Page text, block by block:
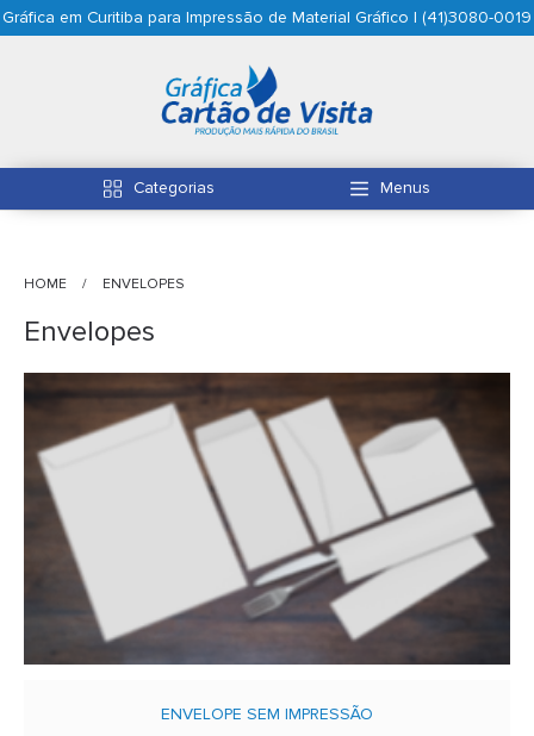
Gráfica em Curitiba para Impressão de Material Gráfico | (41)3080-0019
Categorias Menus
HOME ENVELOPES
Envelopes
ENVELOPE SEM IMPRESSÃO